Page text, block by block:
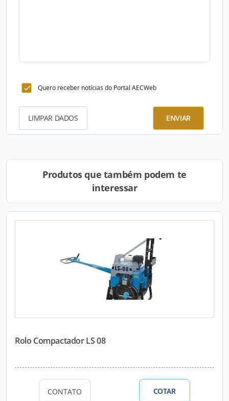
Quero receber notícias do Portal AECWeb
LIMPAR DADOS ENVIAR
Produtos que também podem te
interessar
Rolo Compactador LS 08
CONTATO COTAR